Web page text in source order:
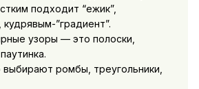
подходит “ежик”,
кудрявым-”градиент”.
узоры — это полоски,
выбирают ромбы, треугольники,